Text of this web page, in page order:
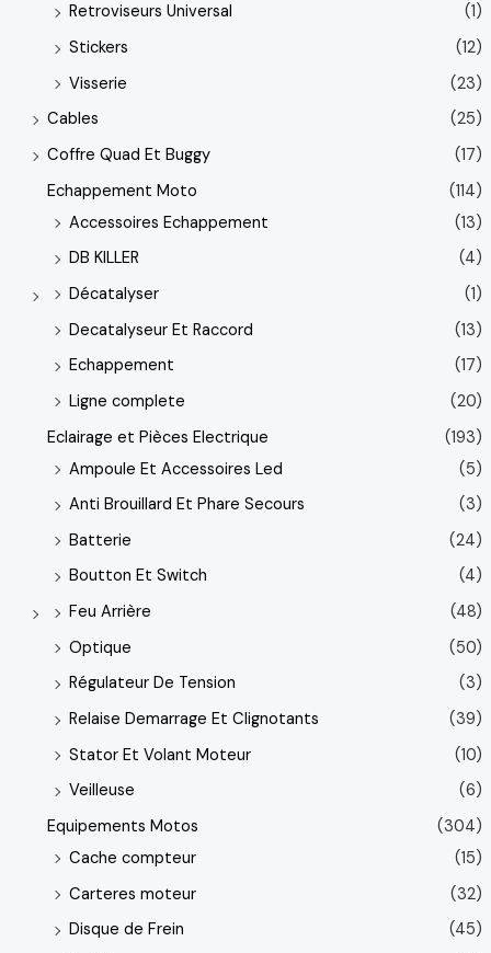
Retroviseurs Universal
(1)
Stickers
(12)
Visserie
(23)
Cables
(25)
Coffre Quad Et Buggy
(17)
Echappement Moto
(114)
Accessoires Echappement
(13)
DB KILLER
(4)
Décatalyser
(1)
Decatalyseur Et Raccord
(13)
Echappement
(17)
Ligne complete
(20)
Eclairage et Pièces Electrique
(193)
Ampoule Et Accessoires Led
(5)
Anti Brouillard Et Phare Secours
(3)
Batterie
(24)
Boutton Et Switch
(4)
Feu Arrière
(48)
Optique
(50)
Régulateur De Tension
(3)
Relaise Demarrage Et Clignotants
(39)
Stator Et Volant Moteur
(10)
Veilleuse
(6)
Equipements Motos
(304)
Cache compteur
(15)
Carteres moteur
(32)
Disque de Frein
(45)